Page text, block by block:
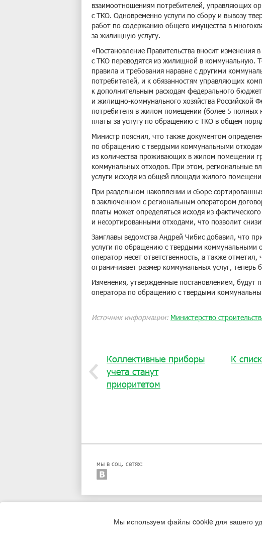
взаимоотношениям потребителей, управляющих
с ТКО. Одновременно услуги по сбору и вывозу
работ по содержанию общего имущества в
за жилищную услугу.
«Постановление Правительства вносит
с ТКО переводятся из жилищной в коммунальную.
правила и требования наравне с другими
потребителей, и к обязанностям управляющих
к дополнительным расходам федерального
и жилищно-коммунального хозяйства Российской
потребителя в жилом помещении (более 5 полных
платы за услугу по обращению с ТКО в общем
Министр пояснил, что также документом
по обращению с твердыми коммунальными
из количества проживающих в жилом помещении
коммунальных отходов. При этом, региональные
услуги исходя из общей площади жилого
При раздельном накоплении и сборе
в заключенном с региональным оператором
платы может определяться исходя из
и несортированными отходами, что позволит
Замглавы ведомства Андрей Чибис добавил, что
услуги по обращению с твердыми коммунальными
оператор несет ответственность, а также
ограничивает размер коммунальных услуг, теперь
Изменения, утвержденные постановлением, будут
оператора по обращению с твердыми
Источник информации: Министерство
Коллективные приборы
учета станут
приоритетом
К
мы в соц. сетях:
Мы используем файлы cookie для вашего